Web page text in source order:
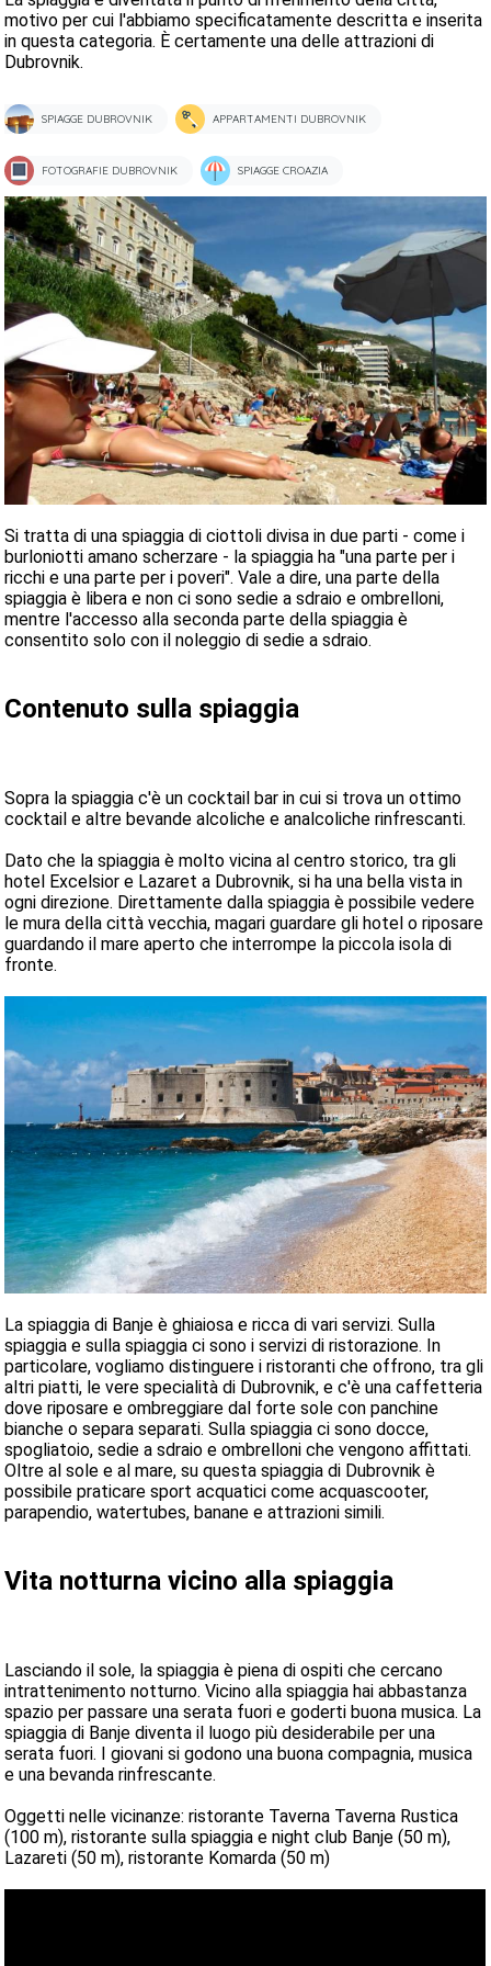
motivo per cui l'abbiamo specificatamente descritta e inserita
in questa categoria. È certamente una delle attrazioni di
Dubrovnik.
SPIAGGE DUBROVNIK APPARTAMENTI DUBROVNIK
FOTOGRAFIE DUBROVNIK SPIAGGE CROAZIA
Si tratta di una spiaggia di ciottoli divisa in due parti - come i
burloniotti amano scherzare - la spiaggia ha "una parte per i
ricchi e una parte per i poveri". Vale a dire, una parte della
spiaggia è libera e non ci sono sedie a sdraio e ombrelloni,
mentre l'accesso alla seconda parte della spiaggia è
consentito solo con il noleggio di sedie a sdraio.
Contenuto sulla spiaggia
Sopra la spiaggia c'è un cocktail bar in cui si trova un ottimo
cocktail e altre bevande alcoliche e analcoliche rinfrescanti.
Dato che la spiaggia è molto vicina al centro storico, tra gli
hotel Excelsior e Lazaret a Dubrovnik, si ha una bella vista in
ogni direzione. Direttamente dalla spiaggia è possibile vedere
le mura della città vecchia, magari guardare gli hotel o riposare
guardando il mare aperto che interrompe la piccola isola di
fronte.
La spiaggia di Banje è ghiaiosa e ricca di vari servizi. Sulla
spiaggia e sulla spiaggia ci sono i servizi di ristorazione. In
particolare, vogliamo distinguere i ristoranti che offrono, tra gli
altri piatti, le vere specialità di Dubrovnik, e c'è una caffetteria
dove riposare e ombreggiare dal forte sole con panchine
bianche o separa separati. Sulla spiaggia ci sono docce,
spogliatoio, sedie a sdraio e ombrelloni che vengono affittati.
Oltre al sole e al mare, su questa spiaggia di Dubrovnik è
possibile praticare sport acquatici come acquascooter,
parapendio, watertubes, banane e attrazioni simili.
Vita notturna vicino alla spiaggia
Lasciando il sole, la spiaggia è piena di ospiti che cercano
intrattenimento notturno. Vicino alla spiaggia hai abbastanza
spazio per passare una serata fuori e goderti buona musica. La
spiaggia di Banje diventa il luogo più desiderabile per una
serata fuori. I giovani si godono una buona compagnia, musica
e una bevanda rinfrescante.
Oggetti nelle vicinanze: ristorante Taverna Taverna Rustica
(100 m), ristorante sulla spiaggia e night club Banje (50 m),
Lazareti (50 m), ristorante Komarda (50 m)